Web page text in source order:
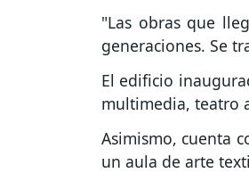
"Las obras que
generaciones. Se
El edificio
multimedia, teatro
Asimismo, cuenta
un aula de arte